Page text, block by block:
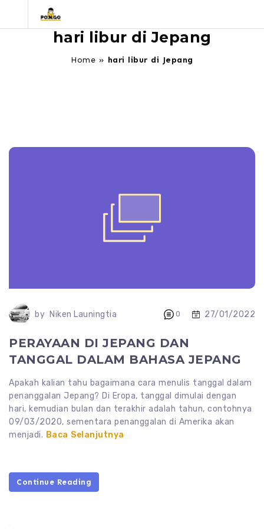
hari libur di Jepang
Home » hari libur di Jepang
by Niken Launingtia 0 27/01/2022
PERAYAAN DI JEPANG DAN
TANGGAL DALAM BAHASA JEPANG
Apakah kalian tahu bagaimana cara menulis tanggal dalam
penanggalan Jepang? Di Eropa, tanggal dimulai dengan
hari, kemudian bulan dan terakhir adalah tahun, contohnya
09/03/2020, sementara penanggalan di Amerika akan
menjadi. Baca Selanjutnya
Continue Reading